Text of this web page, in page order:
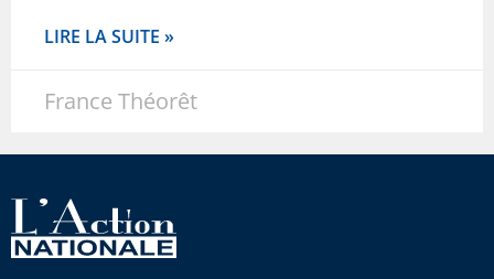
LIRE LA SUITE »
France Théorêt